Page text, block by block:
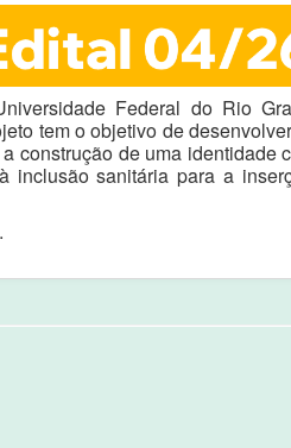
Federal do Rio
tem o objetivo de
construção de uma
sanitária para a
.